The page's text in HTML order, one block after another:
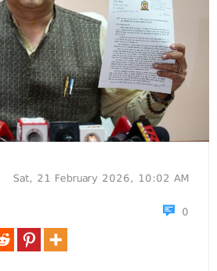
Sat, 21 February 2026, 10:02 AM
0